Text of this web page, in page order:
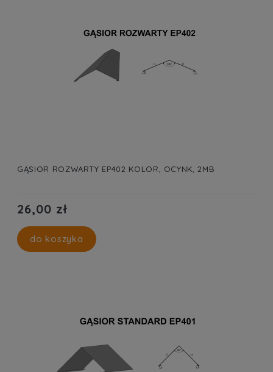
GĄSIOR ROZWARTY EP402 KOLOR, OCYNK, 2MB
26,00 zł
do koszyka